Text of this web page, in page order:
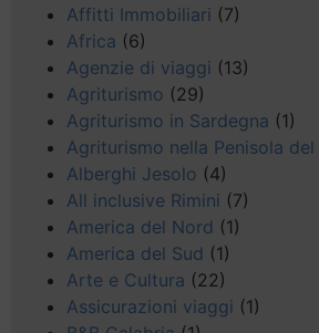
Affitti Immobiliari (7)
Africa (6)
Agenzie di viaggi (13)
Agriturismo (29)
Agriturismo in Sardegna (1)
Agriturismo nella Penisola del
Alberghi Jesolo (4)
All inclusive Rimini (7)
America del Nord (1)
America del Sud (1)
Arte e Cultura (22)
Assicurazioni viaggi (1)